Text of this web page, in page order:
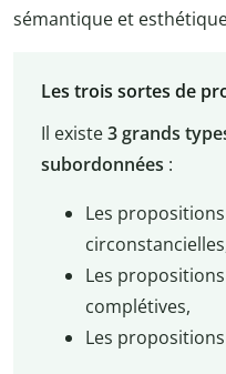
sémantique et
Les trois sortes de
Il existe3 grands
subordonnées :
Les
Les
complétives,
Les